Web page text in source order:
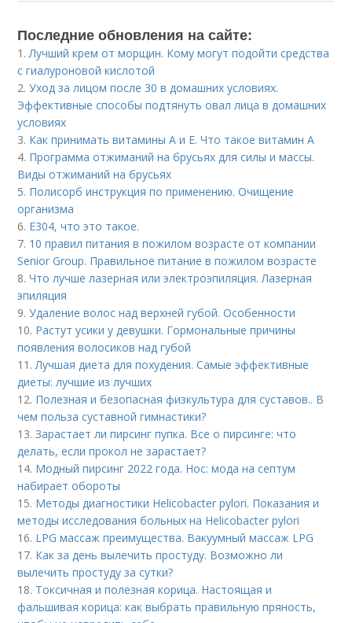
Последние обновления на сайте:
1.Лучший крем от морщин. Кому могут подойти средства
с гиалуроновой кислотой
2.Уход за лицом после 30 в домашних условиях.
Эффективные способы подтянуть овал лица в домашних
условиях
3. Как принимать витамины А и Е. Что такое витамин А
4. Программа отжиманий на брусьях для силы и массы.
Виды отжиманий на брусьях
5. Полисорб инструкция по применению. Очищение
организма
6. Е304, что это такое.
7. 10 правил питания в пожилом возрасте от компании
Senior Group. Правильное питание в пожилом возрасте
8.Что лучше лазерная или электроэпиляция. Лазерная
эпиляция
9.Удаление волос над верхней губой. Особенности
10. Растут усики у девушки. Гормональные причины
появления волосиков над губой
11.Лучшая диета для похудения. Самые эффективные
диеты: лучшие из лучших
12. Полезная и безопасная физкультура для суставов.. В
чем польза суставной гимнастики?
13.Зарастает ли пирсинг пупка. Все о пирсинге: что
делать, если прокол не зарастает?
14. Модный пирсинг 2022 года. Нос: мода на септум
набирает обороты
15. Методы диагностики Helicobacter pylori. Показания и
методы исследования больных на Helicobacter pylori
16. LPG массаж преимущества. Вакуумный массаж LPG
17. Как за день вылечить простуду. Возможно ли
вылечить простуду за сутки?
18. Токсичная и полезная корица. Настоящая и
фальшивая корица: как выбрать правильную пряность,